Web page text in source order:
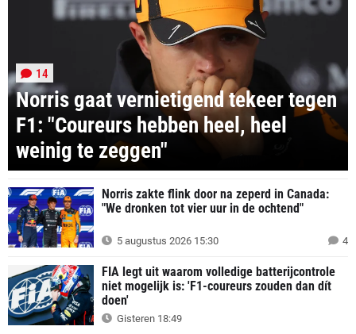
Norris gaat vernietigend tekeer tegen
F1: "Coureurs hebben heel, heel
weinig te zeggen"
14
Norris zakte flink door na zeperd in Canada:
"We dronken tot vier uur in de ochtend"
5 augustus 2026 15:30 4
FIA legt uit waarom volledige batterijcontrole
niet mogelijk is: 'F1-coureurs zouden dan dít
doen'
Gisteren 18:49